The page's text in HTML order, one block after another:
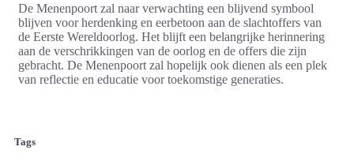
De Menenpoort zal naar verwachting een blijvend symbool
blijven voor herdenking en eerbetoon aan de slachtoffers van
de Eerste Wereldoorlog. Het blijft een belangrijke herinnering
aan de verschrikkingen van de oorlog en de offers die zijn
gebracht. De Menenpoort zal hopelijk ook dienen als een plek
van reflectie en educatie voor toekomstige generaties.
Tags